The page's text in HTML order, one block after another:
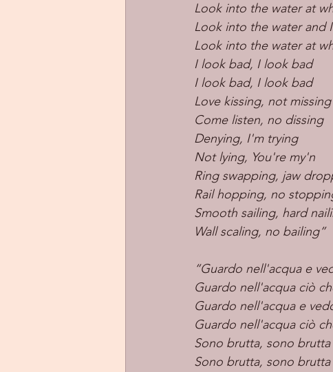
Look into the water at
Look into the water and
Look into the water at
I look bad, I look bad
I look bad, I look bad
Love kissing, not missing
Come listen, no dissing
Denying, I'm trying
Not lying, You're my'n
Ring swapping, jaw
Rail hopping, no
Smooth sailing, hard
Wall scaling, no bailing”
“Guardo nell'acqua e
Guardo nell'acqua ciò
Guardo nell'acqua e
Guardo nell'acqua ciò
Sono brutta, sono brutta
Sono brutta, sono brutta